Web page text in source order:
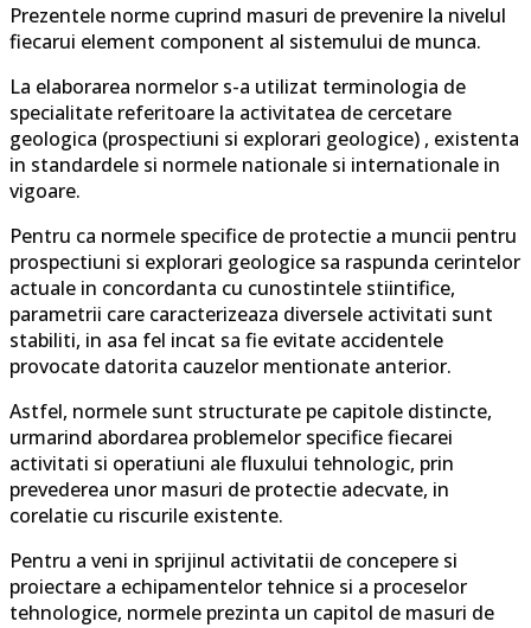
Prezentele norme cuprind masuri de prevenire la nivelul
fiecarui element component al sistemului de munca.
La elaborarea normelor s-a utilizat terminologia de
specialitate referitoare la activitatea de cercetare
geologica (prospectiuni si explorari geologice) , existenta
in standardele si normele nationale si internationale in
vigoare.
Pentru ca normele specifice de protectie a muncii pentru
prospectiuni si explorari geologice sa raspunda cerintelor
actuale in concordanta cu cunostintele stiintifice,
parametrii care caracterizeaza diversele activitati sunt
stabiliti, in asa fel incat sa fie evitate accidentele
provocate datorita cauzelor mentionate anterior.
Astfel, normele sunt structurate pe capitole distincte,
urmarind abordarea problemelor specifice fiecarei
activitati si operatiuni ale fluxului tehnologic, prin
prevederea unor masuri de protectie adecvate, in
corelatie cu riscurile existente.
Pentru a veni in sprijinul activitatii de concepere si
proiectare a echipamentelor tehnice si a proceselor
tehnologice, normele prezinta un capitol de masuri de